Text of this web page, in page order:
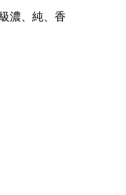
濃、純、香